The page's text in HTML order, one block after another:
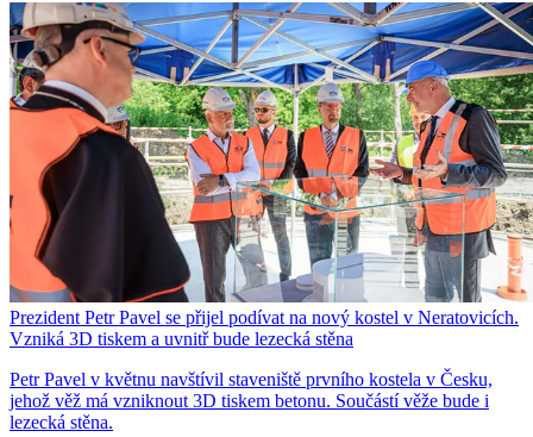
Prezident Petr Pavel se přijel podívat na nový kostel v Neratovicích.
Vzniká 3D tiskem a uvnitř bude lezecká stěna
Petr Pavel v květnu navštívil staveniště prvního kostela v Česku,
jehož věž má vzniknout 3D tiskem betonu. Součástí věže bude i
lezecká stěna.